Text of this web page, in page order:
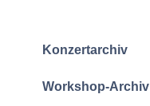
Konzertarchiv
Workshop-Archiv